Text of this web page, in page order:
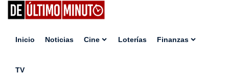
Inicio Noticias Cine Loterías Finanzas
TV